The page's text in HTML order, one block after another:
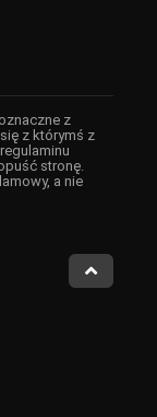
z
z którymś z
stronę.
a nie